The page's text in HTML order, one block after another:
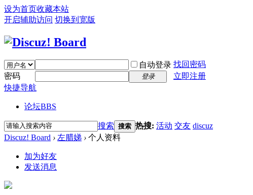
设为首页收藏本站
开启辅助访问 切换到宽版
自动登录 找回密码
密码
登录
立即注册
快捷导航
论坛BBS
搜索 搜索 热搜: 活动 交友 discuz
Discuz! Board › 左腊娣 › 个人资料
加为好友
发送消息